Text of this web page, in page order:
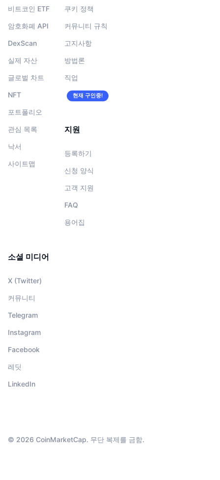
비트코인 ETF
암호화폐 API
DexScan
실제 자산
글로벌 차트
NFT
포트폴리오
관심 목록
낙서
사이트맵
쿠키 정책
커뮤니티 규칙
고지사항
방법론
직업
현재 구인중!
지원
등록하기
신청 양식
고객 지원
FAQ
용어집
소셜 미디어
X (Twitter)
커뮤니티
Telegram
Instagram
Facebook
레딧
LinkedIn
© 2026 CoinMarketCap. 무단 복제를 금함.